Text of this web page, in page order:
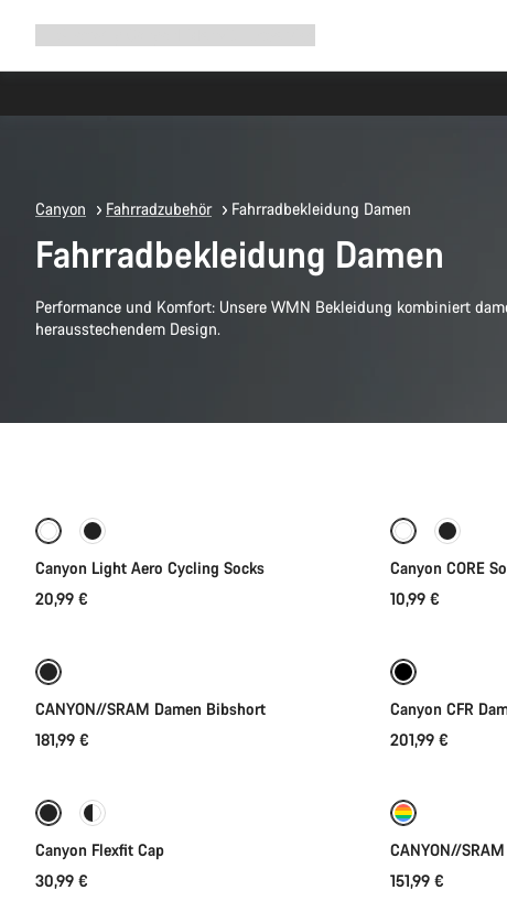
Canyon Fahrradzubehör Fahrradbekleidung Damen
Fahrradbekleidung Damen
Performance und Komfort: Unsere WMN Bekleidung kombiniert
herausstechendem Design.
Canyon Light Aero Cycling Socks
20,99 €
Canyon CORE
10,99 €
CANYON//SRAM Damen Bibshort
181,99 €
Canyon CFR
201,99 €
Canyon Flexfit Cap
30,99 €
CANYON//
151,99 €